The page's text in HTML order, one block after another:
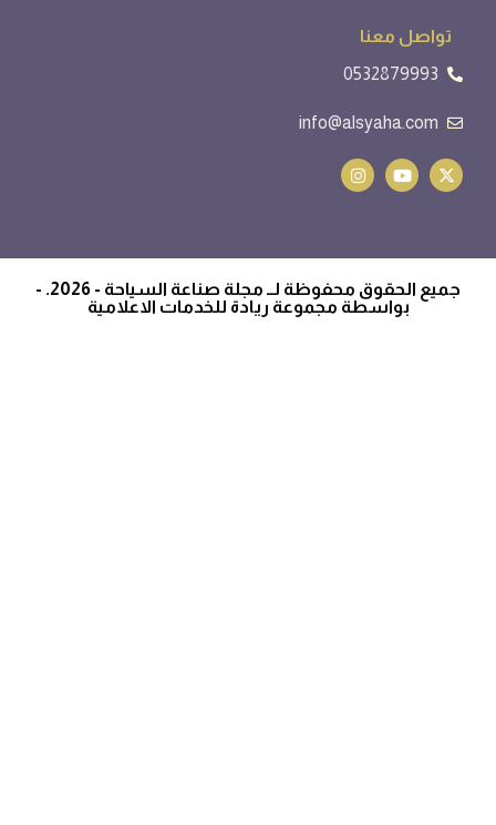
تواصل معنا
0532879993
info@alsyaha.com
جميع الحقوق محفوظة لــ مجلة صناعة السياحة - 2026. -
بواسطة مجموعة ريادة للخدمات الاعلامية